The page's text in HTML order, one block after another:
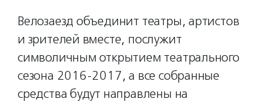
Велозаезд объединит театры, артистов
и зрителей вместе, послужит
символичным открытием театрального
сезона 2016-2017, а все собранные
средства будут направлены на